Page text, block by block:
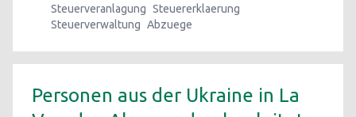
Steuerveranlagung Steuererklaerung
Steuerverwaltung Abzuege
Personen aus der Ukraine in La